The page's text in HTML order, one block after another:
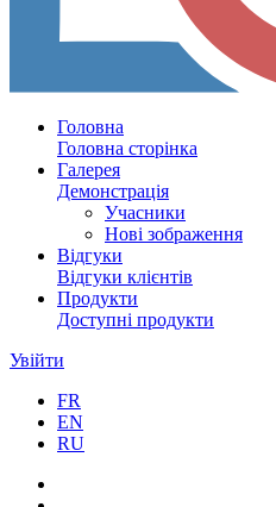
Головна
Головна сторінка
Галерея
Демонстрація
Учасники
Нові зображення
Відгуки
Відгуки клієнтів
Продукти
Доступні продукти
Увійти
FR
EN
RU